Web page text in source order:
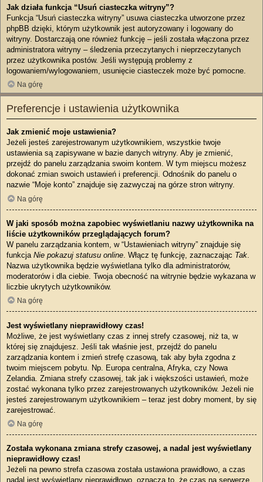
Jak działa funkcja “Usuń ciasteczka witryny”?
Funkcja “Usuń ciasteczka witryny” usuwa ciasteczka utworzone przez
phpBB dzięki, którym użytkownik jest autoryzowany i logowany do
witryny. Dostarczają one również funkcję – jeśli została włączona przez
administratora witryny – śledzenia przeczytanych i nieprzeczytanych
przez użytkownika postów. Jeśli występują problemy z
logowaniem/wylogowaniem, usunięcie ciasteczek może być pomocne.
Na górę
Preferencje i ustawienia użytkownika
Jak zmienić moje ustawienia?
Jeżeli jesteś zarejestrowanym użytkownikiem, wszystkie twoje
ustawienia są zapisywane w bazie danych witryny. Aby je zmienić,
przejdź do panelu zarządzania swoim kontem. W tym miejscu możesz
dokonać zmian swoich ustawień i preferencji. Odnośnik do panelu o
nazwie “Moje konto” znajduje się zazwyczaj na górze stron witryny.
Na górę
W jaki sposób można zapobiec wyświetlaniu nazwy użytkownika na
liście użytkowników przeglądających forum?
W panelu zarządzania kontem, w “Ustawieniach witryny” znajduje się
funkcja Nie pokazuj statusu online . Włącz tę funkcję, zaznaczając Tak
Nazwa użytkownika będzie wyświetlana tylko dla administratorów,
moderatorów i dla ciebie. Twoja obecność na witrynie będzie wykazana w
liczbie ukrytych użytkowników.
Na górę
Jest wyświetlany nieprawidłowy czas!
Możliwe, że jest wyświetlany czas z innej strefy czasowej, niż ta, w
której się znajdujesz. Jeśli tak właśnie jest, przejdź do panelu
zarządzania kontem i zmień strefę czasową, tak aby była zgodna z
twoim miejscem pobytu. Np. Europa centralna, Afryka, czy Nowa
Zelandia. Zmiana strefy czasowej, tak jak i większości ustawień, może
zostać wykonana tylko przez zarejestrowanych użytkowników. Jeżeli nie
jesteś zarejestrowanym użytkownikiem – teraz jest dobry moment, by się
zarejestrować.
Na górę
Została wykonana zmiana strefy czasowej, a nadal jest wyświetlany
nieprawidłowy czas!
Jeżeli na pewno strefa czasowa została ustawiona prawidłowo, a czas
nadal jest wyświetlany nieprawidłowo, oznacza to, że czas na serwerze